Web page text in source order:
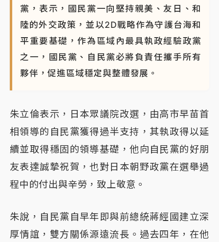
黨，表示，國民黨一向堅持親美、友日、和
陸的外交政策，並以2D戰略作為守護台海和
平重要基礎，作為區域內最具執政經驗政黨
之一，國民黨、自民黨必將負責任攜手所有
夥伴，促進區域穩定與整體發展。
朱立倫表示，日本眾議院改選，由高市早苗首
相領導的自民黨獲得過半支持，其執政得以延
續並取得穩固的領導基礎，他向自民黨的好朋
友表達誠摯祝賀，也對日本朝野政黨在選舉過
程中的付出與辛勞，致上敬意。
朱說，自民黨自早年即與前總統蔣經國建立深
厚情誼，雙方關係源遠流長。過去四年，在他